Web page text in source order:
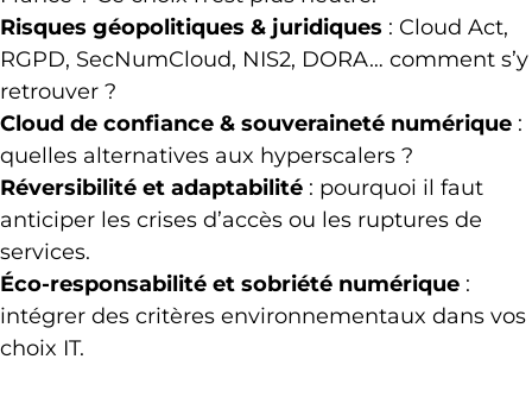
Risques géopolitiques & juridiques : Cloud Act,
RGPD, SecNumCloud, NIS2, DORA… comment s’y
retrouver ?
Cloud de confiance & souveraineté numérique :
quelles alternatives aux hyperscalers ?
Réversibilité et adaptabilité : pourquoi il faut
anticiper les crises d’accès ou les ruptures de
services.
Éco-responsabilité et sobriété numérique :
intégrer des critères environnementaux dans vos
choix IT.